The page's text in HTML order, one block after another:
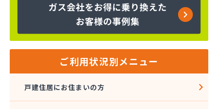
株式会社エスケーエナジー仙台
株式会社エネサンス 東北花京院オートガススタン
ド
株式会社エネサンス 東北仙台支店
株式会社エネサンス 東北南仙台支店
ご利用状況別メニュー
戸建住居にお住まいの方